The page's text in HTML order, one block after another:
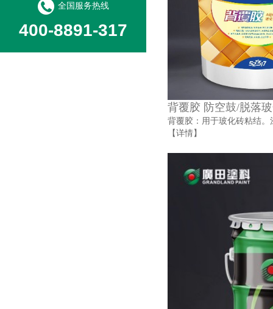
全国服务热线
400-8891-317
背覆胶 防空鼓/脱落
背覆胶：用于玻化砖粘结
【详情】